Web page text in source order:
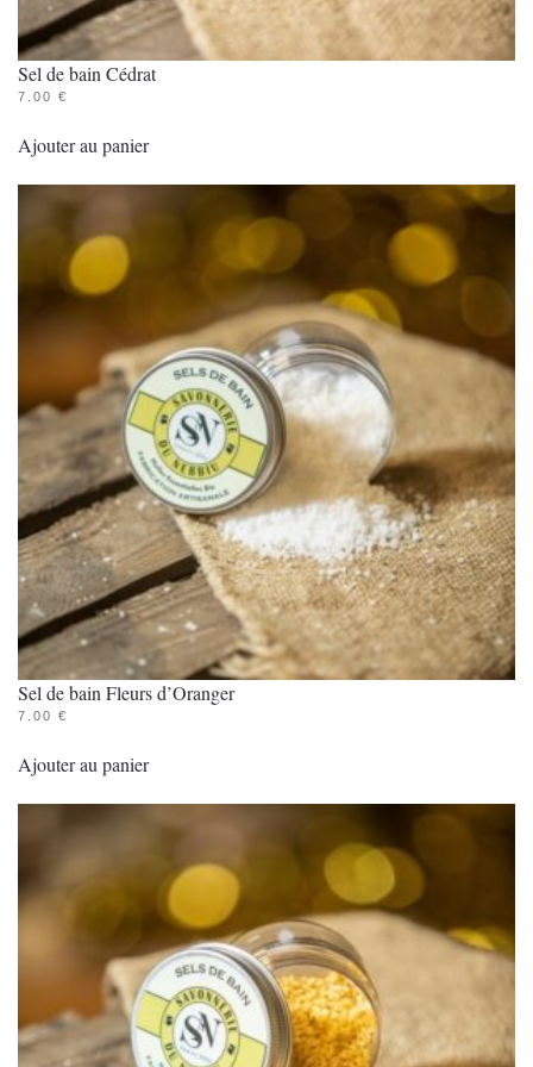
Sel de bain Cédrat
7.00 €
Ajouter au panier
Sel de bain Fleurs d’Oranger
7.00 €
Ajouter au panier